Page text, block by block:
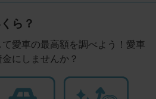
ら？
愛車の最高額を調べよう！愛車
にしませんか？